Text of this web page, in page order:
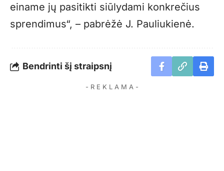
einame jų pasitikti siūlydami konkrečius
sprendimus“, – pabrėžė J. Pauliukienė.
Bendrinti šį straipsnį
- R E K L A M A -